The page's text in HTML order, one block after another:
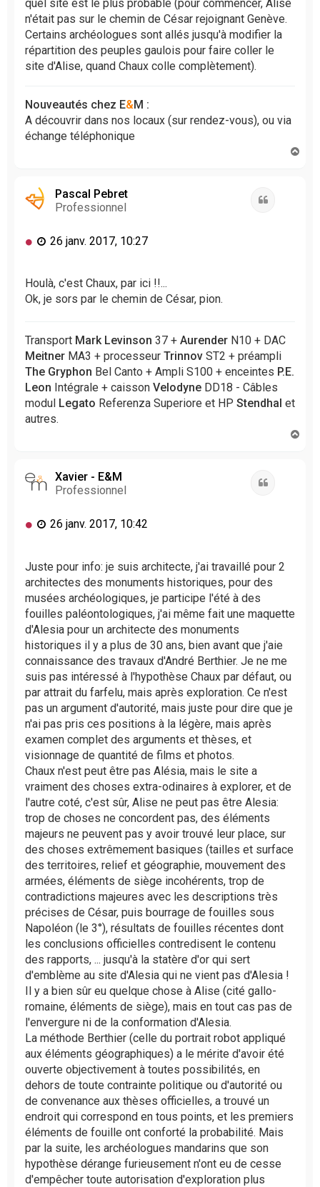
quel site est le plus probable (pour commencer, Alise
n'était pas sur le chemin de César rejoignant Genève.
Certains archéologues sont allés jusqu'à modifier la
répartition des peuples gaulois pour faire coller le
site d'Alise, quand Chaux colle complètement).
Nouveautés chez E&M :
A découvrir dans nos locaux (sur rendez-vous), ou via
échange téléphonique
Pascal Pebret
Professionnel
M
s
a
g
n
o
n
l
u
26 janv. 2017, 10:27
Houlà, c'est Chaux, par ici !!...
Ok, je sors par le chemin de César, pion.
Transport Mark Levinson 37 + Aurender N10 + DAC
Meitner MA3 + processeur Trinnov ST2 + préampli
The Gryphon Bel Canto + Ampli S100 + enceintes P.E.
Leon Intégrale + caisson Velodyne DD18 - Câbles
modul Legato Referenza Superiore et HP Stendhal et
autres.
Xavier - E&M
Professionnel
M
s
a
e
n
o
n
l
u
26 janv. 2017, 10:42
Juste pour info: je suis architecte, j'ai travaillé pour 2
architectes des monuments historiques, pour des
musées archéologiques, je participe l'été à des
fouilles paléontologiques, j'ai même fait une maquette
d'Alesia pour un architecte des monuments
historiques il y a plus de 30 ans, bien avant que j'aie
connaissance des travaux d'André Berthier. Je ne me
suis pas intéressé à l'hypothèse Chaux par défaut, ou
par attrait du farfelu, mais après exploration. Ce n'est
pas un argument d'autorité, mais juste pour dire que je
n'ai pas pris ces positions à la légère, mais après
examen complet des arguments et thèses, et
visionnage de quantité de films et photos.
Chaux n'est peut être pas Alésia, mais le site a
vraiment des choses extra-odinaires à explorer, et de
l'autre coté, c'est sûr, Alise ne peut pas être Alesia:
trop de choses ne concordent pas, des éléments
majeurs ne peuvent pas y avoir trouvé leur place, sur
des choses extrêmement basiques (tailles et surface
des territoires, relief et géographie, mouvement des
armées, éléments de siège incohérents, trop de
contradictions majeures avec les descriptions très
précises de César, puis bourrage de fouilles sous
Napoléon (le 3°), résultats de fouilles récentes dont
les conclusions officielles contredisent le contenu
des rapports, ... jusqu'à la statère d'or qui sert
d'emblème au site d'Alesia qui ne vient pas d'Alesia !
Il y a bien sûr eu quelque chose à Alise (cité gallo-
romaine, éléments de siège), mais en tout cas pas de
l'envergure ni de la conformation d'Alesia.
La méthode Berthier (celle du portrait robot appliqué
aux éléments géographiques) a le mérite d'avoir été
ouverte objectivement à toutes possibilités, en
dehors de toute contrainte politique ou d'autorité ou
de convenance aux thèses officielles, a trouvé un
endroit qui correspond en tous points, et les premiers
éléments de fouille ont conforté la probabilité. Mais
par la suite, les archéologues mandarins que son
hypothèse dérange furieusement n'ont eu de cesse
d'empêcher toute autorisation d'exploration plus